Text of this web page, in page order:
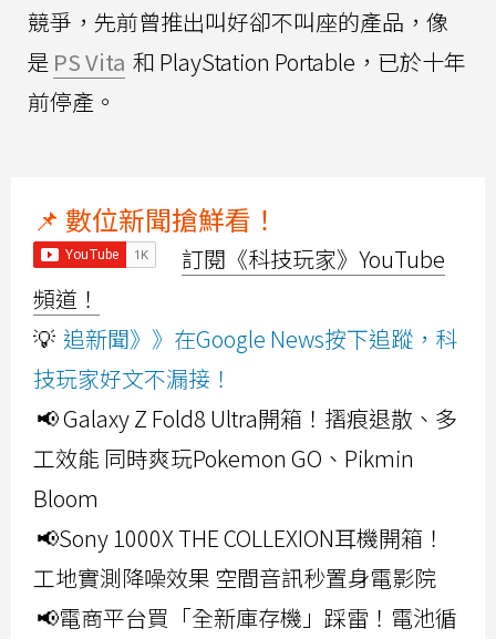
競爭，先前曾推出叫好卻不叫座的產品，像
是 PS Vita 和 PlayStation Portable，已於十年
前停產。
📌 數位新聞搶鮮看！
訂閱《科技玩家》YouTube
頻道！
💡 追新聞》》在Google News按下追蹤，科
技玩家好文不漏接！
📢 Galaxy Z Fold8 Ultra開箱！摺痕退散、多
工效能 同時爽玩Pokemon GO、Pikmin
Bloom
📢Sony 1000X THE COLLEXION耳機開箱！
工地實測降噪效果 空間音訊秒置身電影院
📢電商平台買「全新庫存機」踩雷！電池循